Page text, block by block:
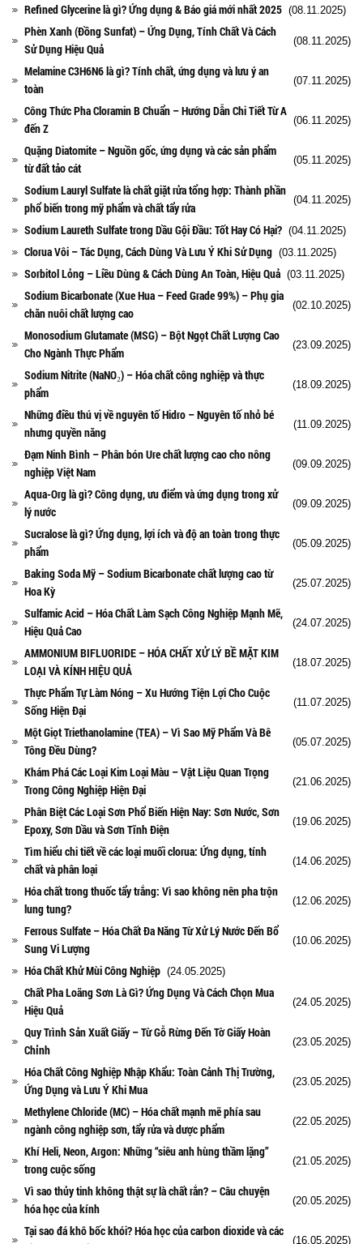
Ngành Nhựa
Ngành Xây Dựng
Ngành Cao Su
Ngành Xi Mạ
Ngành Thủy Tinh
Ngành Dệt Nhuộm
Ngành Sơn
Ngành In Ấn Bao Bì
Ngành Gốm Sứ
Ngành Mỹ Phẩm
Ngành Hóa Dầu
Ngành Giấy
Liên hệ
Tuyển dụng
Refined Glycerine là gì? Ứng dụng & Báo giá mới nhất 2025 (08.11.2025)
Phèn Xanh (Đồng Sunfat) – Ứng Dụng, Tính Chất Và Cách
Sử Dụng Hiệu Quả
(08.11.2025)
Melamine C3H6N6 là gì? Tính chất, ứng dụng và lưu ý an
toàn
(07.11.2025)
Công Thức Pha Cloramin B Chuẩn – Hướng Dẫn Chi Tiết Từ A
đến Z
(06.11.2025)
Quặng Diatomite – Nguồn gốc, ứng dụng và các sản phẩm
từ đất tảo cát
(05.11.2025)
Sodium Lauryl Sulfate là chất giặt rửa tổng hợp: Thành phần
phổ biến trong mỹ phẩm và chất tẩy rửa
(04.11.2025)
Sodium Laureth Sulfate trong Dầu Gội Đầu: Tốt Hay Có Hại? (04.11.2025)
Clorua Vôi – Tác Dụng, Cách Dùng Và Lưu Ý Khi Sử Dụng (03.11.2025)
Sorbitol Lỏng – Liều Dùng & Cách Dùng An Toàn, Hiệu Quả (03.11.2025)
Sodium Bicarbonate (Xue Hua – Feed Grade 99%) – Phụ gia
chăn nuôi chất lượng cao
(02.10.2025)
Monosodium Glutamate (MSG) – Bột Ngọt Chất Lượng Cao
Cho Ngành Thực Phẩm
(23.09.2025)
Sodium Nitrite (NaNO₂) – Hóa chất công nghiệp và thực
phẩm
(18.09.2025)
Những điều thú vị về nguyên tố Hidro – Nguyên tố nhỏ bé
nhưng quyền năng
(11.09.2025)
Đạm Ninh Bình – Phân bón Ure chất lượng cao cho nông
nghiệp Việt Nam
(09.09.2025)
Aqua-Org là gì? Công dụng, ưu điểm và ứng dụng trong xử
lý nước
(09.09.2025)
Sucralose là gì? Ứng dụng, lợi ích và độ an toàn trong thực
phẩm
(05.09.2025)
Baking Soda Mỹ – Sodium Bicarbonate chất lượng cao từ
Hoa Kỳ
(25.07.2025)
Sulfamic Acid – Hóa Chất Làm Sạch Công Nghiệp Mạnh Mẽ,
Hiệu Quả Cao
(24.07.2025)
AMMONIUM BIFLUORIDE – HÓA CHẤT XỬ LÝ BỀ MẶT KIM
LOẠI VÀ KÍNH HIỆU QUẢ
(18.07.2025)
Thực Phẩm Tự Làm Nóng – Xu Hướng Tiện Lợi Cho Cuộc
Sống Hiện Đại
(11.07.2025)
Một Giọt Triethanolamine (TEA) – Vì Sao Mỹ Phẩm Và Bê
Tông Đều Dùng?
(05.07.2025)
Khám Phá Các Loại Kim Loại Màu – Vật Liệu Quan Trọng
Trong Công Nghiệp Hiện Đại
(21.06.2025)
Phân Biệt Các Loại Sơn Phổ Biến Hiện Nay: Sơn Nước, Sơn
Epoxy, Sơn Dầu và Sơn Tĩnh Điện
(19.06.2025)
Tìm hiểu chi tiết về các loại muối clorua: Ứng dụng, tính
chất và phân loại
(14.06.2025)
Hóa chất trong thuốc tẩy trắng: Vì sao không nên pha trộn
lung tung?
(12.06.2025)
Ferrous Sulfate – Hóa Chất Đa Năng Từ Xử Lý Nước Đến Bổ
Sung Vi Lượng
(10.06.2025)
Hóa Chất Khử Mùi Công Nghiệp (24.05.2025)
Chất Pha Loãng Sơn Là Gì? Ứng Dụng Và Cách Chọn Mua
Hiệu Quả
(24.05.2025)
Quy Trình Sản Xuất Giấy – Từ Gỗ Rừng Đến Tờ Giấy Hoàn
Chỉnh
(23.05.2025)
Hóa Chất Công Nghiệp Nhập Khẩu: Toàn Cảnh Thị Trường,
Ứng Dụng và Lưu Ý Khi Mua
(23.05.2025)
Methylene Chloride (MC) – Hóa chất mạnh mẽ phía sau
ngành công nghiệp sơn, tẩy rửa và dược phẩm
(22.05.2025)
Khí Heli, Neon, Argon: Những “siêu anh hùng thầm lặng”
trong cuộc sống
(21.05.2025)
Vì sao thủy tinh không thật sự là chất rắn? – Câu chuyện
hóa học của kính
(20.05.2025)
Tại sao đá khô bốc khói? Hóa học của carbon dioxide và các
(16.05.2025)